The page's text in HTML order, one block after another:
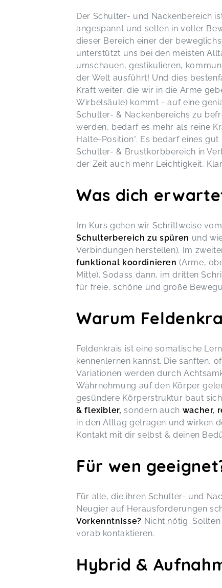
Der Schulter- und Nackenbereich
angespannt und selten in voller
dieser Bereich einer der
unterstützt uns bei den meisten
umschauen, gestikulieren,
der Welt ausführt! Und dies
Kraft weiter, die wir in die Arme
Wirbelsäule) kommt - auf eine
Schulter- & Nackenbereichs zu
werden, bedarf es mehr als reine
Halte-Position“. Es bedarf eines
Schulter- & Brustkorbbereich in
der Zeit auch mehr Leichtigkeit,
Was dich
Im Kurs gehen wir Schrittweise
Schulterbereich zu spüren und
Verbindungen herstellen). Im
funktional koordinieren (Arme,
Mitte). Sodass dann, im dritten
für freie, schöne und große
Warum
Feldenkrais ist eine somatische
kennenlernen kannst. Die sanften,
Variationen werden durch
Wahrnehmung auf den Körper
gesündere Körperstruktur baut
& flexibler,sondern auch wacher,
in den Alltag getragen und wirken
Kontakt mit dir selbst & deinen
Für wen
Für alle, die ihren Schulter- und
Neugier auf Herausforderungen
Vorkenntnisse? Nicht nötig.
vorab kontaktieren.
Hybrid &